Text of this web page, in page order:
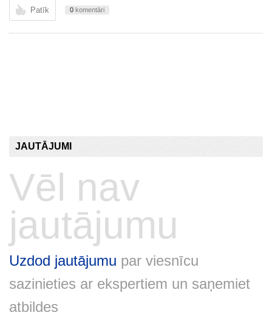
Patīk 0 komentāri
JAUTĀJUMI
Vēl nav
jautājumu
Uzdod jautājumu par viesnīcu
sazinieties ar ekspertiem un saņemiet
atbildes